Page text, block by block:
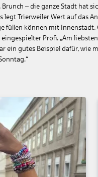
– die ganze Stadt hat
legt Trierweiler Wert auf das
füllen können mit
Profi. „Am
ein gutes Beispiel dafür, wie